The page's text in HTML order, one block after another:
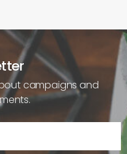
campaigns and